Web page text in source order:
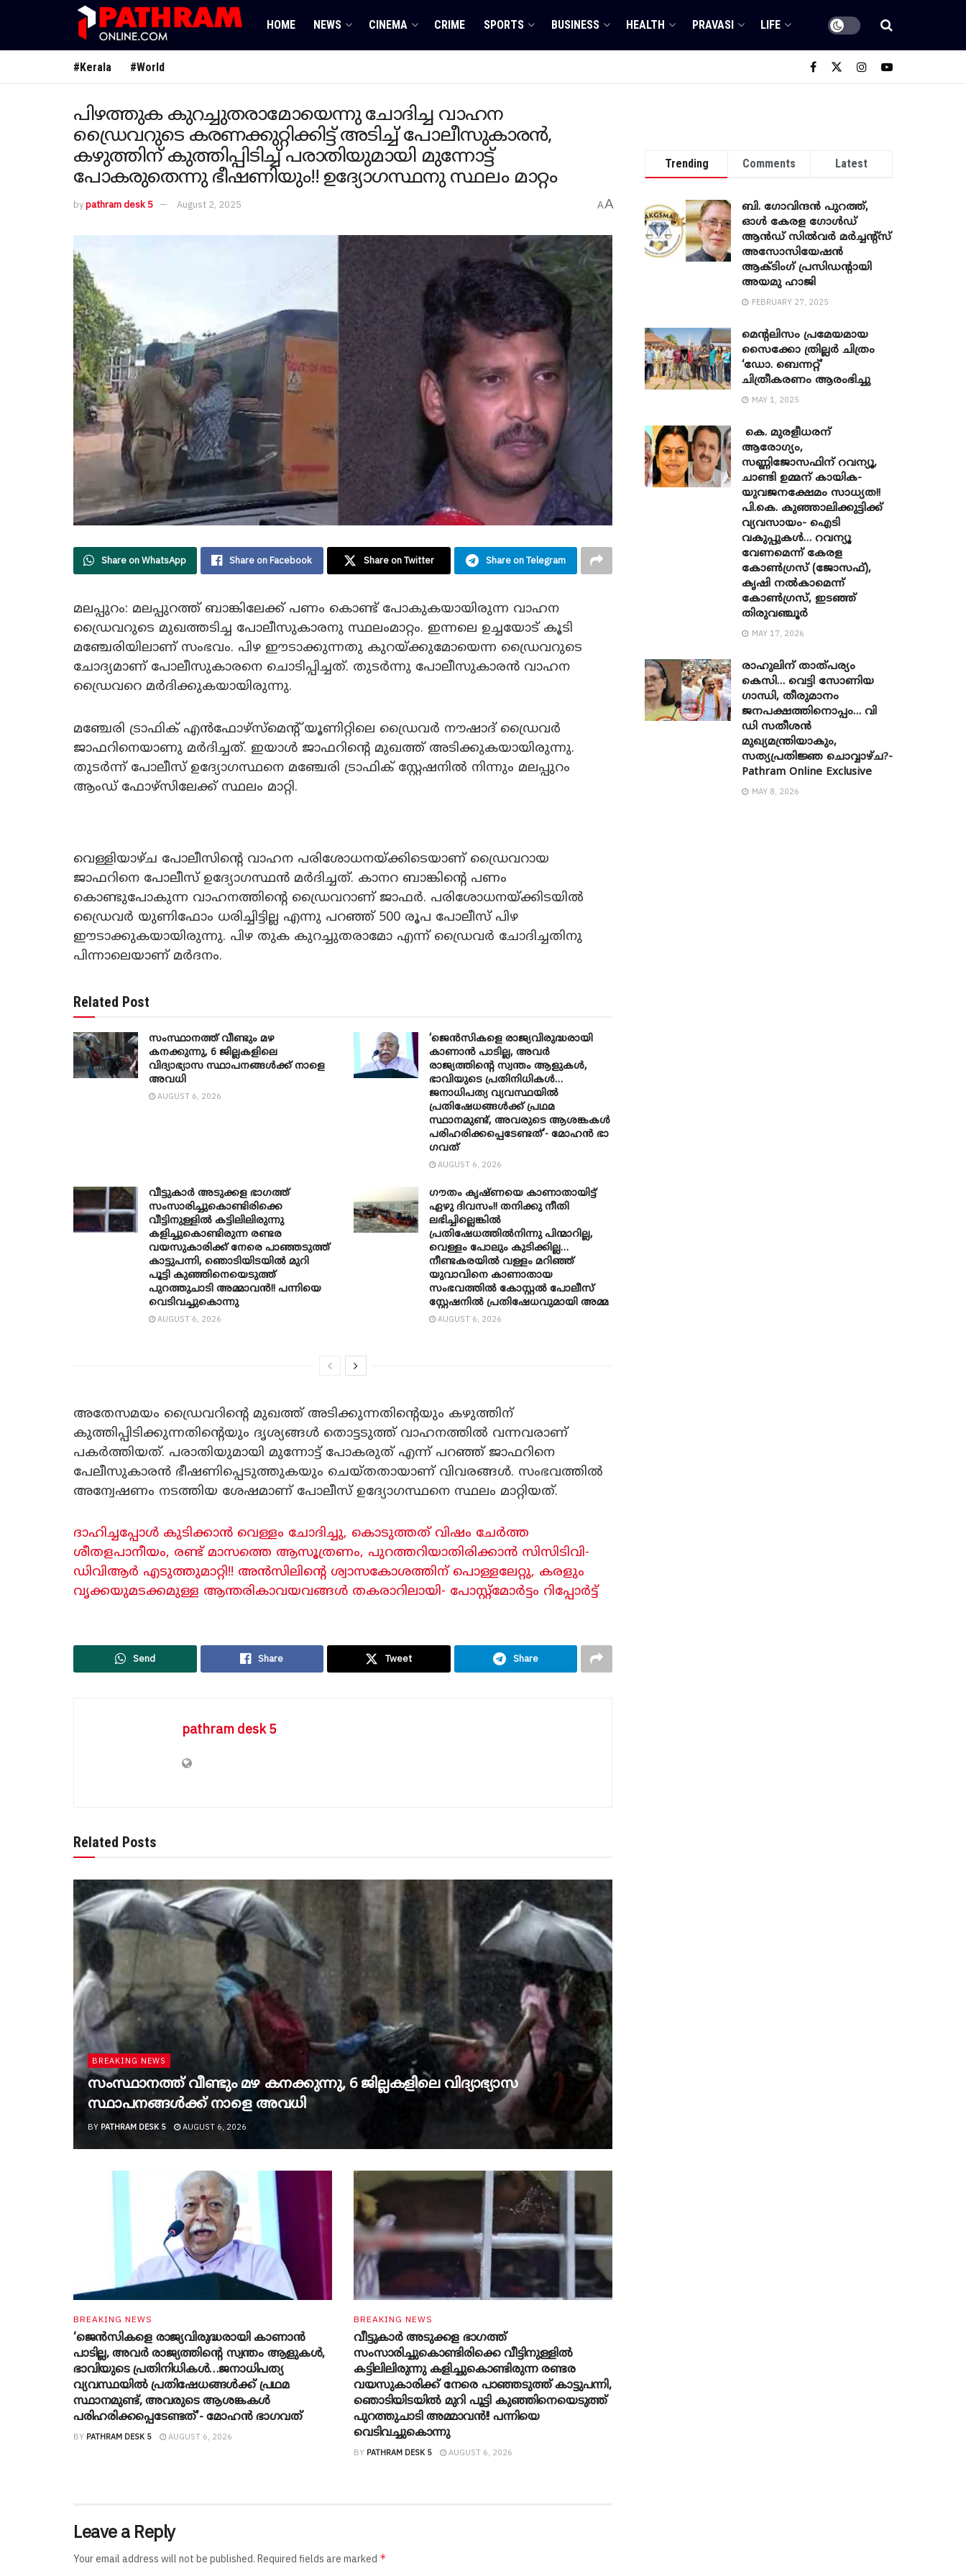
HOME NEWS CINEMA CRIME SPORTS BUSINESS HEALTH PRAVASI LIFE
#Kerala #World
പിഴത്തുക കുറച്ചുതരാമോയെന്നു ചോദിച്ച വാഹന
ഡ്രൈവറുടെ കരണക്കുറ്റിക്കിട്ട് അടിച്ച് പോലീസുകാരൻ,
കഴുത്തിന് കുത്തിപ്പിടിച്ച് പരാതിയുമായി മുന്നോട്ട്
പോകരുതെന്നു ഭീഷണിയും!! ഉദ്യോ​ഗസ്ഥനു സ്ഥലം മാറ്റം
bypathram desk 5 August 2, 2025 AA
Share on WhatsApp Share on Facebook Share on Twitter Share on Telegram
മലപ്പുറം: മലപ്പുറത്ത് ബാങ്കിലേക്ക് പണം കൊണ്ട് പോകുകയായിരുന്ന വാഹന
ഡ്രൈവറുടെ മുഖത്തടിച്ച പോലീസുകാരനു സ്ഥലംമാറ്റം. ഇന്നലെ ഉച്ചയോട് കൂടി
മഞ്ചേരിയിലാണ് സംഭവം. പിഴ ഈടാക്കുന്നതു കുറയ്ക്കുമോയെന്ന ഡ്രൈവറുടെ
ചോദ്യമാണ് പോലീസുകാരനെ ചൊടിപ്പിച്ചത്. തുടർന്നു പോലീസുകാരൻ വാഹന
‍ഡ്രൈവറെ മർദിക്കുകയായിരുന്നു.
മഞ്ചേരി ട്രാഫിക് എൻഫോഴ്സ്മെന്റ് യൂണിറ്റിലെ ഡ്രൈവർ നൗഷാദ് ഡ്രൈവർ
ജാഫറിനെയാണു മർദിച്ചത്. ഇയാൾ‍ ജാഫറിന്റെ മുഖത്ത് അടിക്കുകയായിരുന്നു.
തുടർന്ന് പോലീസ് ഉദ്യോഗസ്ഥനെ മഞ്ചേരി ട്രാഫിക് സ്റ്റേഷനിൽ നിന്നും മലപ്പുറം
ആംഡ് ഫോഴ്സിലേക്ക് സ്ഥലം മാറ്റി.
വെള്ളിയാഴ്ച പോലീസിന്റെ വാഹന പരിശോധനയ്ക്കിടെയാണ് ഡ്രൈവറായ
ജാഫറിനെ പോലീസ് ഉദ്യോ​ഗസ്ഥൻ മർദിച്ചത്. കാനറ ബാങ്കിന്റെ പണം
കൊണ്ടുപോകുന്ന വാഹനത്തിന്റെ ഡ്രൈവറാണ് ജാഫർ. പരിശോധനയ്ക്കിടയിൽ
ഡ്രൈവർ യുണിഫോം ധരിച്ചിട്ടില്ല എന്നു പറഞ്ഞ് 500 രൂപ പോലീസ് പിഴ
ഈടാക്കുകയായിരുന്നു. പിഴ തുക കുറച്ചുതരാമോ എന്ന് ഡ്രൈവർ ചോദിച്ചതിനു
പിന്നാലെയാണ് മർദനം.
Related Post
സംസ്ഥാനത്ത് വീണ്ടും മഴ
കനക്കുന്നു, 6 ജില്ലകളിലെ
വിദ്യാഭ്യാസ സ്ഥാപനങ്ങൾക്ക് നാളെ
അവധി
AUGUST 6, 2026
‘ജെൻസികളെ രാജ്യവിരുദ്ധരായി
കാണാൻ പാടില്ല, അവർ
രാജ്യത്തിന്റെ സ്വന്തം ആളുകൾ,
ഭാവിയുടെ പ്രതിനിധികൾ…
ജനാധിപത്യ വ്യവസ്ഥയിൽ
പ്രതിഷേധങ്ങൾക്ക് പ്രഥമ
സ്ഥാനമുണ്ട്, അവരുടെ ആശങ്കകൾ
പരിഹരിക്കപ്പെടേണ്ടത്’- മോഹൻ ഭാ​
ഗവത്
AUGUST 6, 2026
വീട്ടുകാർ അ‌ടുക്കള ഭാ​ഗത്ത്
സംസാരിച്ചുകൊണ്ടിരിക്കെ
വീട്ടിനുള്ളിൽ കട്ടിലിലിരുന്നു
കളിച്ചുകൊണ്ടിരുന്ന രണ്ടര
വയസുകാരിക്ക് നേരെ പാഞ്ഞടുത്ത്
കാട്ടുപന്നി, ‍ഞൊടിയി‌ടയിൽ മുറി
പൂട്ടി കുഞ്ഞിനെയെടുത്ത്
പുറത്തുചാടി അമ്മാവൻ!! പന്നിയെ
വെടിവച്ചുകൊന്നു
AUGUST 6, 2026
ഗൗതം കൃഷ്ണയെ കാണാതായിട്ട്
ഏഴു ദിവസം!! തനിക്കു നീതി
ലഭിച്ചില്ലെങ്കിൽ
പ്രതിഷേധത്തിൽനിന്നു പിന്മാറില്ല,
വെള്ളം പോലും കുടിക്കില്ല…
നീണ്ടകരയിൽ വള്ളം മറിഞ്ഞ്
യുവാവിനെ കാണാതായ
സംഭവത്തിൽ കോസ്റ്റൽ പോലീസ്
സ്റ്റേഷനിൽ പ്രതിഷേധവുമായി അമ്മ
AUGUST 6, 2026
അതേസമയം ഡ്രൈവറിന്റെ മുഖത്ത് അടിക്കുന്നതിന്റെയും കഴുത്തിന്
കുത്തിപ്പിടിക്കുന്നതിന്റെയും ദൃശ്യങ്ങൾ തൊട്ടടുത്ത് വാഹനത്തിൽ വന്നവരാണ്
പകർത്തിയത്. പരാതിയുമായി മുന്നോട്ട് പോകരുത് എന്ന് പറഞ്ഞ് ജാഫറിനെ
പേലീസുകാരൻ ഭീഷണിപ്പെടുത്തുകയും ചെയ്തതായാണ് വിവരങ്ങൾ. സംഭവത്തിൽ
അന്വേഷണം നടത്തിയ ശേഷമാണ് പോലീസ് ഉദ്യോഗസ്ഥനെ സ്ഥലം മാറ്റിയത്.
ദാഹിച്ചപ്പോൾ കുടിക്കാൻ വെള്ളം ചോദിച്ചു, കൊടുത്തത് വിഷം ചേർത്ത
ശീതളപാനീയം, രണ്ട് മാസത്തെ ആസൂത്രണം, പുറത്തറിയാതിരിക്കാൻ സിസിടിവി-
ഡിവിആർ എടുത്തുമാറ്റി!! അൻസിലിന്റെ ശ്വാസകോശത്തിന് പൊള്ളലേറ്റു, കരളും
വൃക്കയുമടക്കമുള്ള ആന്തരികാവയവങ്ങൾ തകരാറിലായി- പോസ്റ്റ്‌മോർട്ടം റിപ്പോർട്ട്
Send Share Tweet Share
pathram desk 5
Related Posts
BREAKING NEWS
സംസ്ഥാനത്ത് വീണ്ടും മഴ കനക്കുന്നു, 6 ജില്ലകളിലെ വിദ്യാഭ്യാസ
സ്ഥാപനങ്ങൾക്ക് നാളെ അവധി
BY PATHRAM DESK 5 AUGUST 6, 2026
BREAKING NEWS
‘ജെൻസികളെ രാജ്യവിരുദ്ധരായി കാണാൻ
പാടില്ല, അവർ രാജ്യത്തിന്റെ സ്വന്തം ആളുകൾ,
ഭാവിയുടെ പ്രതിനിധികൾ…ജനാധിപത്യ
വ്യവസ്ഥയിൽ പ്രതിഷേധങ്ങൾക്ക് പ്രഥമ
സ്ഥാനമുണ്ട്, അവരുടെ ആശങ്കകൾ
പരിഹരിക്കപ്പെടേണ്ടത്’- മോഹൻ ഭാ​ഗവത്
BY PATHRAM DESK 5 AUGUST 6, 2026
BREAKING NEWS
വീട്ടുകാർ അ‌ടുക്കള ഭാ​ഗത്ത്
സംസാരിച്ചുകൊണ്ടിരിക്കെ വീട്ടിനുള്ളിൽ
കട്ടിലിലിരുന്നു കളിച്ചുകൊണ്ടിരുന്ന രണ്ടര
വയസുകാരിക്ക് നേരെ പാഞ്ഞടുത്ത് കാട്ടുപന്നി,
‍ഞൊടിയി‌ടയിൽ മുറി പൂട്ടി കുഞ്ഞിനെയെടുത്ത്
പുറത്തുചാടി അമ്മാവൻ!! പന്നിയെ
വെടിവച്ചുകൊന്നു
BY PATHRAM DESK 5 AUGUST 6, 2026
Leave a Reply
Your email address will not be published. Required fields are marked *
Trending Comments Latest
ബി. ​ഗോവിന്ദൻ പുറത്ത്,
ഓൾ കേരള ഗോൾഡ്
ആൻഡ് സിൽവർ മർച്ചന്റ്സ്
അസോസിയേഷൻ
ആക്ടിംഗ് പ്രസിഡന്റായി
അയമു ഹാജി
FEBRUARY 27, 2025
മെന്‍റലിസം പ്രമേയമായ
സൈക്കോ ത്രില്ലർ ചിത്രം
‘ഡോ. ബെന്നറ്റ്’
ചിത്രീകരണം ആരംഭിച്ചു
MAY 1, 2025
കെ. മുരളീധരന്
ആരോഗ്യം,
സണ്ണിജോസഫിന് റവന്യൂ,
ചാണ്ടി ഉമ്മന് കായിക-
യുവജനക്ഷേമം സാധ്യത!!
പി.കെ. കുഞ്ഞാലിക്കുട്ടിക്ക്
വ്യവസായം- ഐടി
വകുപ്പുകൾ… റവന്യൂ
വേണമെന്ന് കേരള
കോൺഗ്രസ് (ജോസഫ്),
കൃഷി നൽകാമെന്ന്
കോൺഗ്രസ്, ഇടഞ്ഞ്
തിരുവഞ്ചൂർ
MAY 17, 2026
രാഹുലിന് താത്പര്യം
കെസി… വെട്ടി സോണിയ ​
ഗാന്ധി, തീരുമാനം
ജനപക്ഷത്തിനൊപ്പം… വി
ഡി സതീശൻ
മുഖ്യമന്ത്രിയാകും,
സത്യപ്രതിജ്ഞ ചൊവ്വാഴ്ച?-
Pathram Online Exclusive
MAY 8, 2026